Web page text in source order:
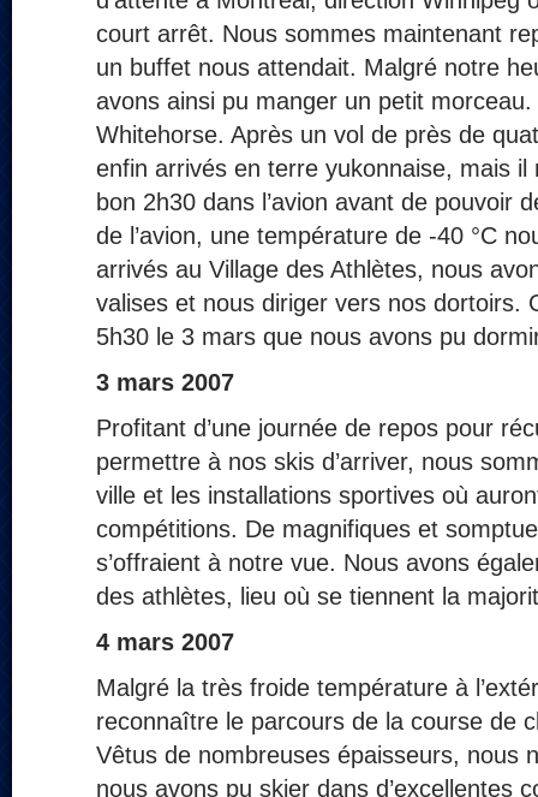
court arrêt. Nous sommes maintenant
un buffet nous attendait. Malgré notre
avons ainsi pu manger un petit
Whitehorse. Après un vol de près de
enfin arrivés en terre yukonnaise, mais
bon 2h30 dans l’avion avant de pouvoir
de l’avion, une température de -40 °C
arrivés au Village des Athlètes, nous
valises et nous diriger vers nos dortoirs.
5h30 le 3 mars que nous avons pu
3 mars 2007
Profitant d’une journée de repos pour
permettre à nos skis d’arriver, nous
ville et les installations sportives où
compétitions. De magnifiques et
s’offraient à notre vue. Nous avons
des athlètes, lieu où se tiennent la
4 mars 2007
Malgré la très froide température à
reconnaître le parcours de la course de
Vêtus de nombreuses épaisseurs, nous
nous avons pu skier dans d’excellentes